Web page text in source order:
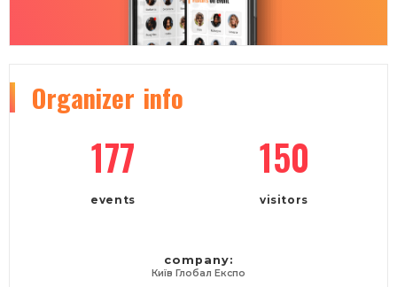
Organizer info
177
events
150
visitors
company:
Київ Глобал Експо